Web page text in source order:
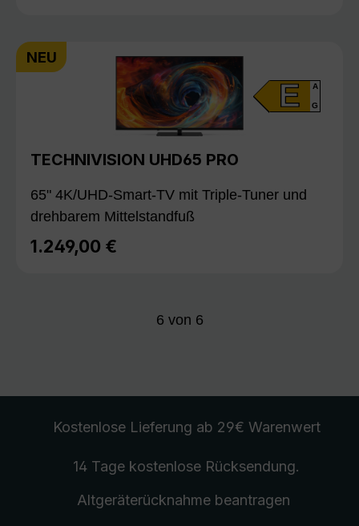
NEU
E A
G
TECHNIVISION UHD65 PRO
65" 4K/UHD-Smart-TV mit Triple-Tuner und
drehbarem Mittelstandfuß
Regulärer Preis:
1.249,00 €
6 von 6
Kostenlose Lieferung ab 29€ Warenwert
14 Tage kostenlose Rücksendung.
Altgeräterücknahmebeantragen